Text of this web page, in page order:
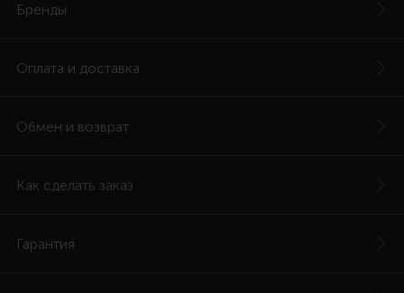
Бренды
Оплата и доставка
Обмен и возврат
Как сделать заказ
Гарантия